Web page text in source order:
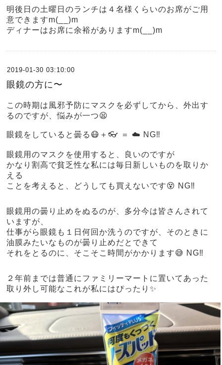
明後日の土曜日のランチは４名様くらいのお席がご用
意できますm(__)m
ディナーはお席に余裕がありますm(__)m
2019-01-30 03:10:00
眼鏡の方に〜
この時期は風邪予防にマスクを必ずしてから、外出す
るのですが、悩みが一つ😫
眼鏡をしていると曇る😷＋👓 ＝ ☁️ NG‼️
眼鏡用のマスクを使用すると、良いのですが
かなり割高で貧乏性な私には毎日新しいものを取りか
える
ことを考えると、どうしても買えないです😵 NG‼️
眼鏡用の曇り止めをぬるのが、多分今は皆さんされて
いますが、
仕事がら眼鏡も１日何回か洗うのですが、そのときに
油膜みたいなものが曇り止めだとできて
それをとるのに、そこそこ時間がかかります😅 NG‼️
２年前までは普通にファミリーマートに置いてあった
取り外し可能なこれが私にはぴったり✨